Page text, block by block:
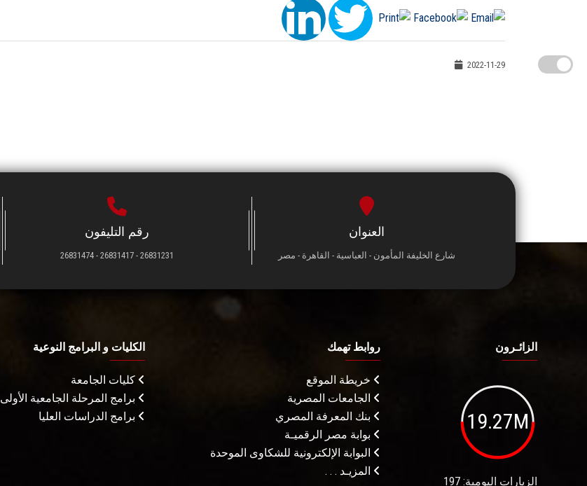
2022-11-29
العنوان
شارع الخليفة المأمون - العباسية - القاهرة - مصر
رقم التليفون
26831231 - 26831417 - 26831474
الزائـرون
19.27M
الزيارات اليومية: 197
روابط تهمك
خريطة الموقع
الجامعات المصرية
بنك المعرفة المصري
بوابة مصر الرقميـة
البوابة الإلكترونية للشكاوى الموحدة
المزيـد . . .
الكليات و البرامج النوعية
كليات الجامعة
برامج المرحلة الجامعية الأولى
برامج الدراسات العليا